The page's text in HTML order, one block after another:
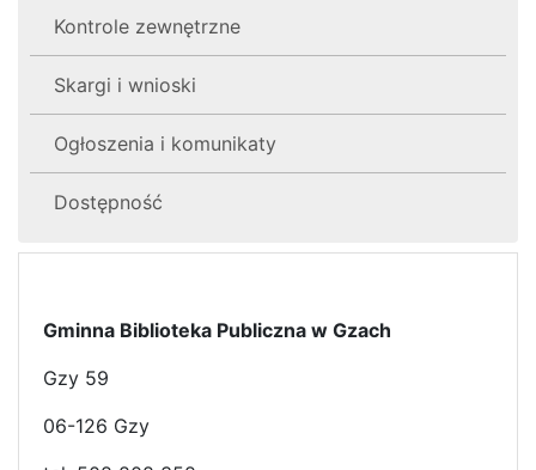
Kontrole zewnętrzne
Skargi i wnioski
Ogłoszenia i komunikaty
Dostępność
Gminna Biblioteka Publiczna w Gzach
Gzy 59
06-126 Gzy